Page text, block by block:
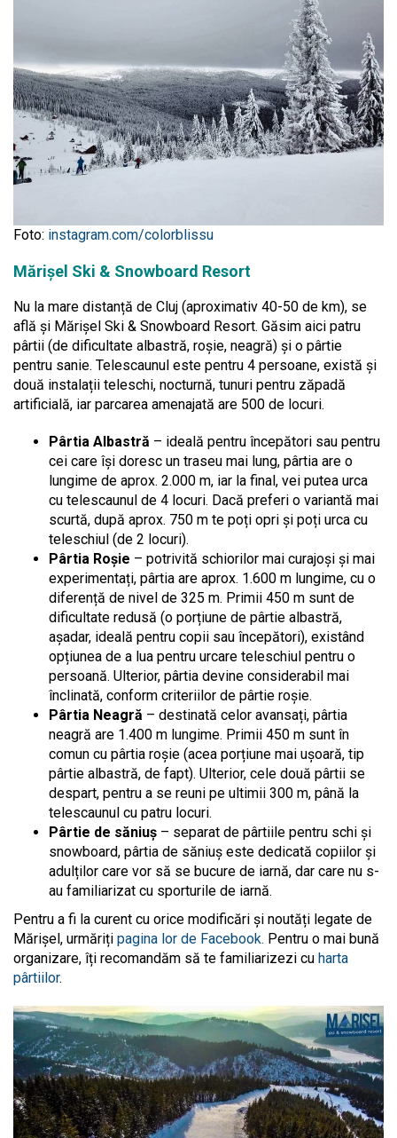
Foto: instagram.com/colorblissu
Mărișel Ski & Snowboard Resort
Nu la mare distanță de Cluj (aproximativ 40-50 de km), se
află și Mărișel Ski & Snowboard Resort. Găsim aici patru
pârtii (de dificultate albastră, roșie, neagră) și o pârtie
pentru sanie. Telescaunul este pentru 4 persoane, există și
două instalații teleschi, nocturnă, tunuri pentru zăpadă
artificială, iar parcarea amenajată are 500 de locuri.
Pârtia Albastră – ideală pentru începători sau pentru
cei care își doresc un traseu mai lung, pârtia are o
lungime de aprox. 2.000 m, iar la final, vei putea urca
cu telescaunul de 4 locuri. Dacă preferi o variantă mai
scurtă, după aprox. 750 m te poți opri și poți urca cu
teleschiul (de 2 locuri).
Pârtia Roșie – potrivită schiorilor mai curajoși și mai
experimentați, pârtia are aprox. 1.600 m lungime, cu o
diferență de nivel de 325 m. Primii 450 m sunt de
dificultate redusă (o porțiune de pârtie albastră,
așadar, ideală pentru copii sau începători), existând
opțiunea de a lua pentru urcare teleschiul pentru o
persoană. Ulterior, pârtia devine considerabil mai
înclinată, conform criteriilor de pârtie roșie.
Pârtia Neagră – destinată celor avansați, pârtia
neagră are 1.400 m lungime. Primii 450 m sunt în
comun cu pârtia roșie (acea porțiune mai ușoară, tip
pârtie albastră, de fapt). Ulterior, cele două pârtii se
despart, pentru a se reuni pe ultimii 300 m, până la
telescaunul cu patru locuri.
Pârtie de săniuș – separat de pârtiile pentru schi și
snowboard, pârtia de săniuș este dedicată copiilor și
adulților care vor să se bucure de iarnă, dar care nu s-
au familiarizat cu sporturile de iarnă.
Pentru a fi la curent cu orice modificări și noutăți legate de
Mărișel, urmăriți pagina lor de Facebook. Pentru o mai bună
organizare, îți recomandăm să te familiarizezi cu harta
pârtiilor.